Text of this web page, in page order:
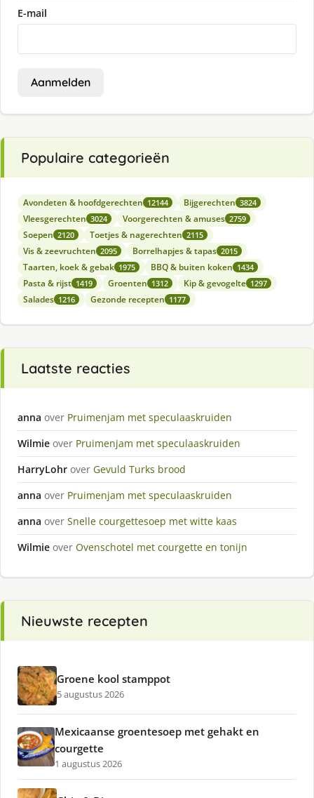
E-mail
Aanmelden
Populaire categorieën
Avondeten & hoofdgerechten 12144 Bijgerechten 3824
Vleesgerechten 3024 Voorgerechten & amuses 2759
Soepen 2120 Toetjes & nagerechten 2115
Vis & zeevruchten 2095 Borrelhapjes & tapas 2015
Taarten, koek & gebak 1975 BBQ & buiten koken 1434
Pasta & rijst 1419 Groenten 1312 Kip & gevogelte 1297
Salades 1216 Gezonde recepten 1177
Laatste reacties
anna over Pruimenjam met speculaaskruiden
Wilmie over Pruimenjam met speculaaskruiden
HarryLohr over Gevuld Turks brood
anna over Pruimenjam met speculaaskruiden
anna over Snelle courgettesoep met witte kaas
Wilmie over Ovenschotel met courgette en tonijn
Nieuwste recepten
Groene kool stamppot
5 augustus 2026
Mexicaanse groentesoep met gehakt en
courgette
1 augustus 2026